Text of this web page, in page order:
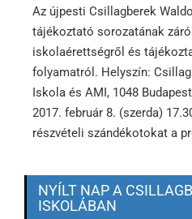
Az újpesti Csillagberek
tájékoztató sorozatának
iskolaérettségről és
folyamatról. Helyszín:
Iskola és AMI, 1048
2017. február 8. (szerda)
részvételi szándékotokat a
NYÍLT NAP A
ISKOLÁBAN